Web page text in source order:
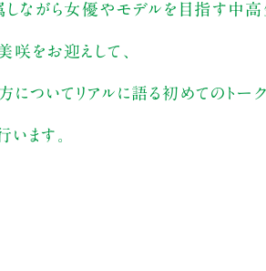
しながら女優やモデルを目指す中
咲をお迎えして、
についてリアルに語る初めてのトーク
います。